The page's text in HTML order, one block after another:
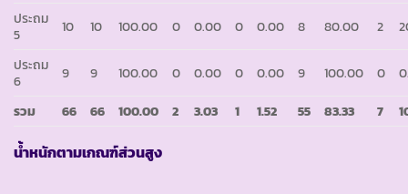
ประถม
5
10 10 100.00 0 0.00 0 0.00 8 80.00 2
ประถม
6
9 9 100.00 0 0.00 0 0.00 9 100.00 0
รวม
66 66 100.00 2 3.03 1 1.52 55 83.33 7
น้ำหนักตามเกณฑ์ส่วนสูง